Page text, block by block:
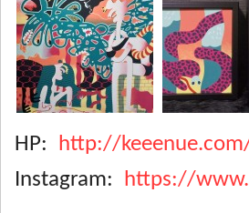
HP: http://
Instagram: https://